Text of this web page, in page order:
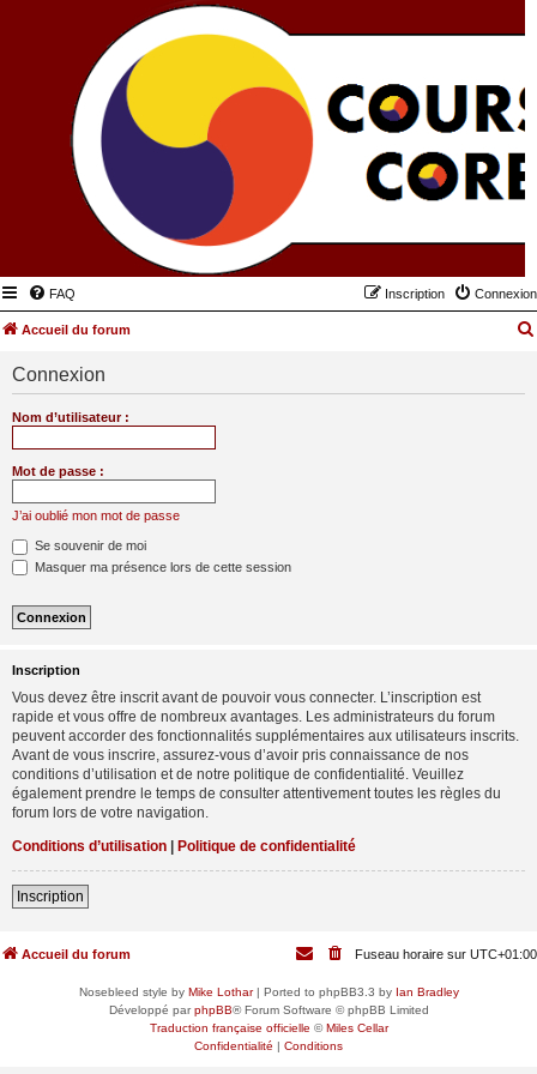
FAQ Connexion
Inscription
Accueil du forum
Connexion
Nom d’utilisateur :
Mot de passe :
J’ai oublié mon mot de passe
Se souvenir de moi
Masquer ma présence lors de cette session
Inscription
Vous devez être inscrit avant de pouvoir vous connecter. L’inscription est
rapide et vous offre de nombreux avantages. Les administrateurs du forum
peuvent accorder des fonctionnalités supplémentaires aux utilisateurs inscrits.
Avant de vous inscrire, assurez-vous d’avoir pris connaissance de nos
conditions d’utilisation et de notre politique de confidentialité. Veuillez
également prendre le temps de consulter attentivement toutes les règles du
forum lors de votre navigation.
Conditions d’utilisation | Politique de confidentialité
Inscription
Accueil du forum Fuseau horaire sur UTC+01:00
Nosebleed style by Mike Lothar| Ported to phpBB3.3 by Ian Bradley
Développé parphpBB® Forum Software © phpBB Limited
Traduction française officielle ©Miles Cellar
Confidentialité | Conditions